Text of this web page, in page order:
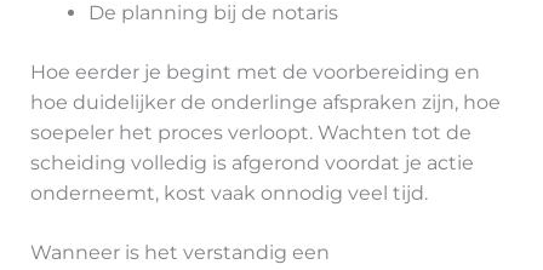
De planning bij de notaris
Hoe eerder je begint met de voorbereiding en
hoe duidelijker de onderlinge afspraken zijn, hoe
soepeler het proces verloopt. Wachten tot de
scheiding volledig is afgerond voordat je actie
onderneemt, kost vaak onnodig veel tijd.
Wanneer is het verstandig een